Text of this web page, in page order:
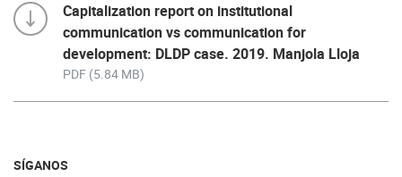
Capitalization report on institutional
communication vs communication for
development: DLDP case. 2019. Manjola Lloja
PDF (5.84 MB)
SÍGANOS